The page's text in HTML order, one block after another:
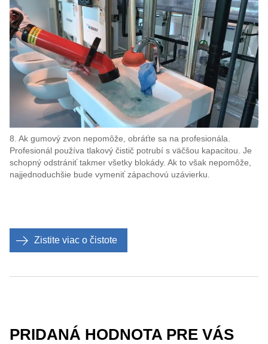
8. Ak gumový zvon nepomôže, obráťte sa na profesionála.
Profesionál používa tlakový čistič potrubí s väčšou kapacitou. Je
schopný odstrániť takmer všetky blokády. Ak to však nepomôže,
najjednoduchšie bude vymeniť zápachovú uzávierku.
Zistite viac o čistote
PRIDANÁ HODNOTA PRE VÁS